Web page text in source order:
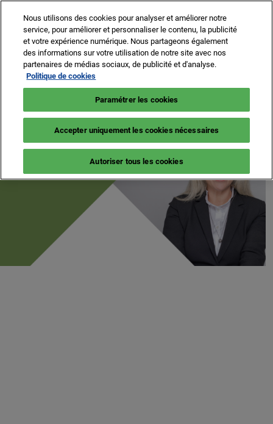
contenu
Escape
menu.
Expand
MIPIM ASIA
02 décembre 2026
MIPIM MIDDLE EAST
effondrer
Navigation
globale
16-19 mars 2027
Palais des Festivals, Cannes
Nous utilisons des cookies pour analyser et améliorer notre
service, pour améliorer et personnaliser le contenu, la publicité
et votre expérience numérique. Nous partageons également
des informations sur votre utilisation de notre site avec nos
partenaires de médias sociaux, de publicité et d'analyse.
Politique de cookies
Paramétrer les cookies
Accepter uniquement les cookies nécessaires
Autoriser tous les cookies